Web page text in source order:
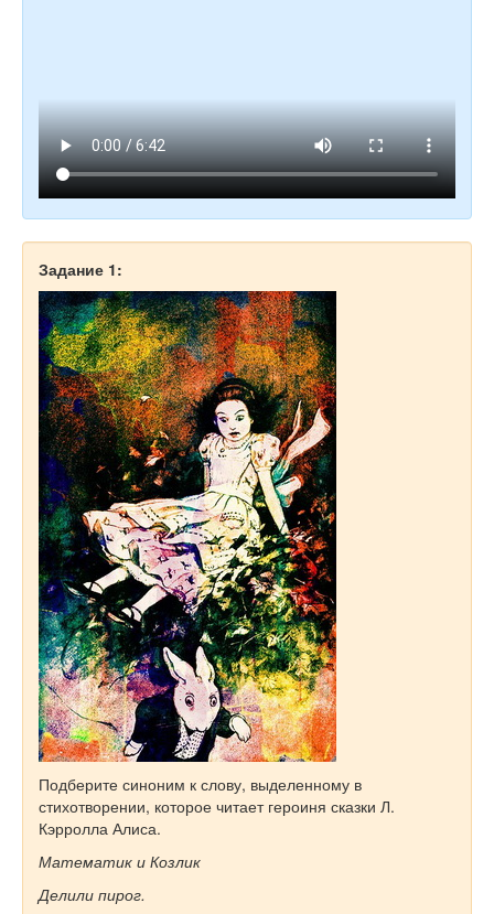
Задание 1:
Подберите синоним к слову, выделенному в
стихотворении, которое читает героиня сказки Л.
Кэрролла Алиса.
Математик и Козлик
Делили пирог.